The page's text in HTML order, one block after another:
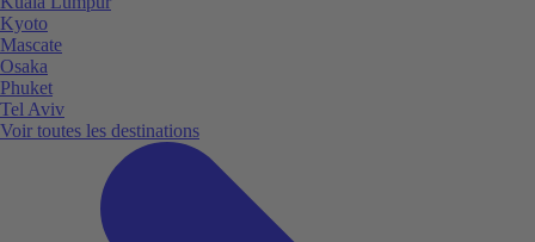
Kyoto
Mascate
Osaka
Phuket
Tel Aviv
Voir toutes les destinations